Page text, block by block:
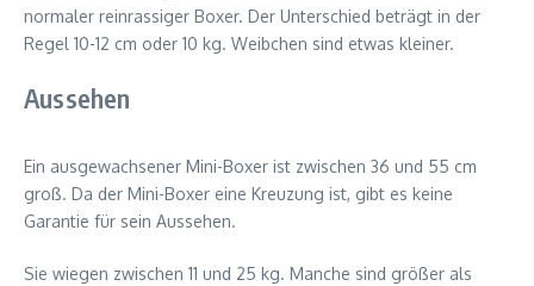
normaler reinrassiger Boxer. Der Unterschied beträgt in der
Regel 10-12 cm oder 10 kg. Weibchen sind etwas kleiner.
Aussehen
Ein ausgewachsener Mini-Boxer ist zwischen 36 und 55 cm
groß. Da der Mini-Boxer eine Kreuzung ist, gibt es keine
Garantie für sein Aussehen.
Sie wiegen zwischen 11 und 25 kg. Manche sind größer als